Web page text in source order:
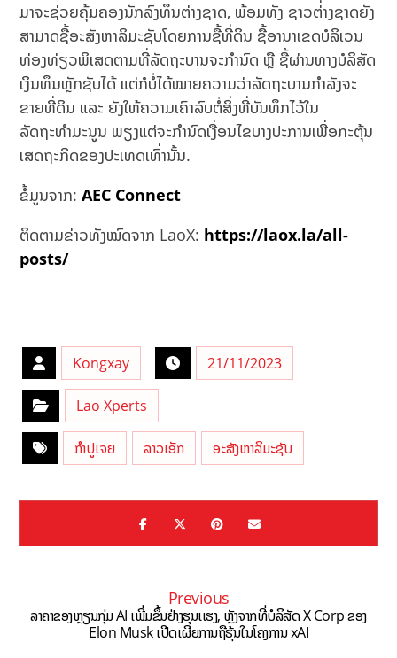
ມາຈະຊ່ວຍຄຸ້ມຄອງນັກລົງທຶນຕ່າງຊາດ, ພ້ອມທັງ ຊາວຕ່່າງຊາດຍັງ
ສາມາດຊື້ອະສັງຫາລິມະຊັບໂດຍການຊື້ທີ່ດິນ ຊື້ອານາເຂດບໍລິເວນ
ທ່ອງທ່ຽວພິເສດຕາມທີ່ລັດຖະບານຈະກຳນົດ ຫຼື ຊື້ຜ່ານທາງບໍລິສັດ
ເງິນທຶນຫຼັກຊັບໄດ້ ແຕ່ກໍບໍ່ໄດ້ໝາຍຄວາມວ່າລັດຖະບານກຳລັງຈະ
ຂາຍທີ່ດິນ ແລະ ຍັງໃຫ້ຄວາມເຄົາລົບຕໍ່ສິ່ງທີ່ບັນທຶກໄວ້ໃນ
ລັດຖະທຳມະນູນ ພຽງແຕ່ຈະກຳນົດເງື່ອນໄຂບາງປະການເພື່ອກະຕຸ້ນ
ເສດຖະກິດຂອງປະເທດເທົ່ານັ້ນ.
ຂໍ້ມູນຈາກ:AEC Connect
ຕິດຕາມຂ່າວທັງໝົດຈາກ LaoX: https://laox.la/all-
posts/
Kongxay 21/11/2023
Lao Xperts
ກຳປູເຈຍ ລາວເອັກ ອະສັງຫາລິມະຊັບ
Previous
ລາຄາຂອງຫຼຽນກຸ່ມ AI ເພີ່ມຂຶ້ນຢ່າງຮຸນເເຮງ, ຫຼັງຈາກທີ່ບໍລິສັດ X Corp ຂອງ
Elon Musk ເປີດເຜີຍການຖືຮຸ້ນໃນໂຄງການ xAI